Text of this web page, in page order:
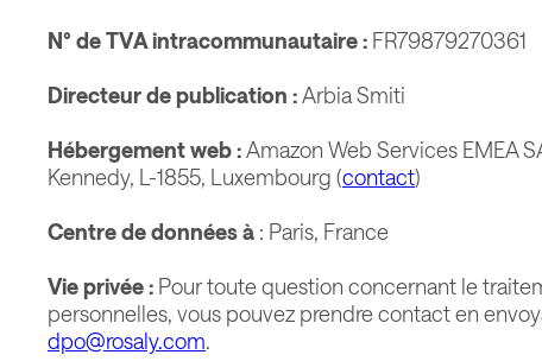
N° de TVA intracommunautaire : FR79879270361
Directeur de publication :Arbia Smiti
Hébergement web :Amazon Web Services EMEA
Kennedy, L-1855, Luxembourg (contact)
Centre de données à : Paris, France
Vie privée : Pour toute question concernant le
personnelles, vous pouvez prendre contact en
dpo@rosaly.com.